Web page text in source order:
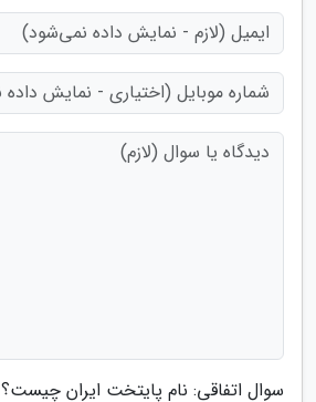
سوال اتفاقی: نام پایتخت ایران چیست؟